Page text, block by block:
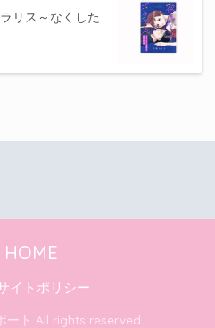
リス～なくした
HOME
イトポリシー
ート All rights reserved.